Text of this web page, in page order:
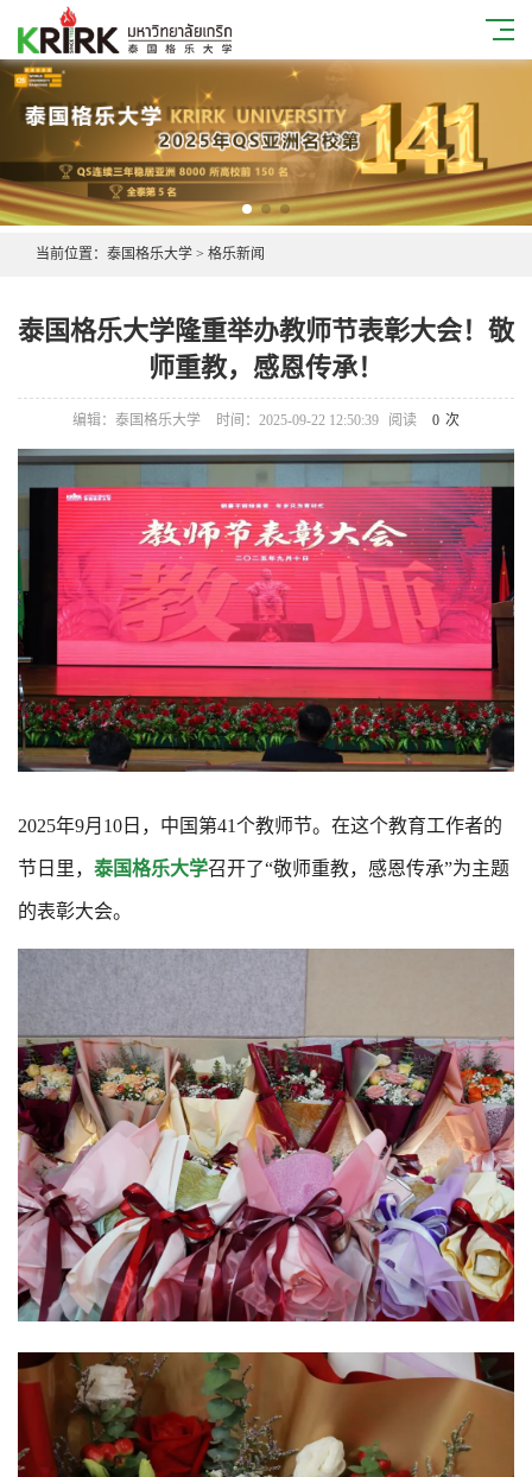
当前位置： 泰国格乐大学 > 格乐新闻
泰国格乐大学隆重举办教师节表彰大会！敬
师重教，感恩传承！
编辑：泰国格乐大学 时间：2025-09-22 12:50:39 阅读 0 次
2025年9月10日，中国第41个教师节。在这个教育工作者的
节日里， 泰国格乐大学召开了“敬师重教，感恩传承”为主题
的表彰大会。